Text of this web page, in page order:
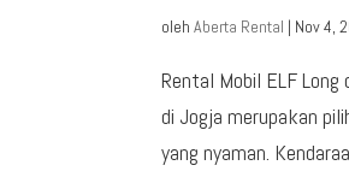
olehAberta Rental | Nov 4,
Rental Mobil ELF
di Jogja merupakan
yang nyaman.